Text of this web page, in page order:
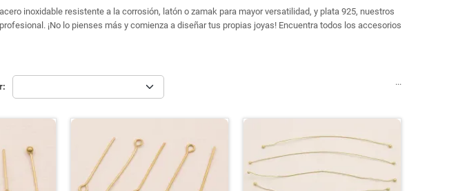
inoxidable resistente a la corrosión, latón o zamak para mayor versatilidad, y plata 925, nuestros
¡No lo pienses más y comienza a diseñar tus propias joyas! Encuentra todos los accesorios
...